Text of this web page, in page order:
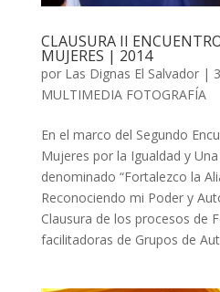
CLAUSURA II
MUJERES | 2014
por Las Dignas El Salvador|
MULTIMEDIA FOTOGRAFÍA
En el marco del Segundo
Mujeres por la Igualdad y
denominado “Fortalezco la
Reconociendo mi Poder y
Clausura de los procesos de
facilitadoras de Grupos de